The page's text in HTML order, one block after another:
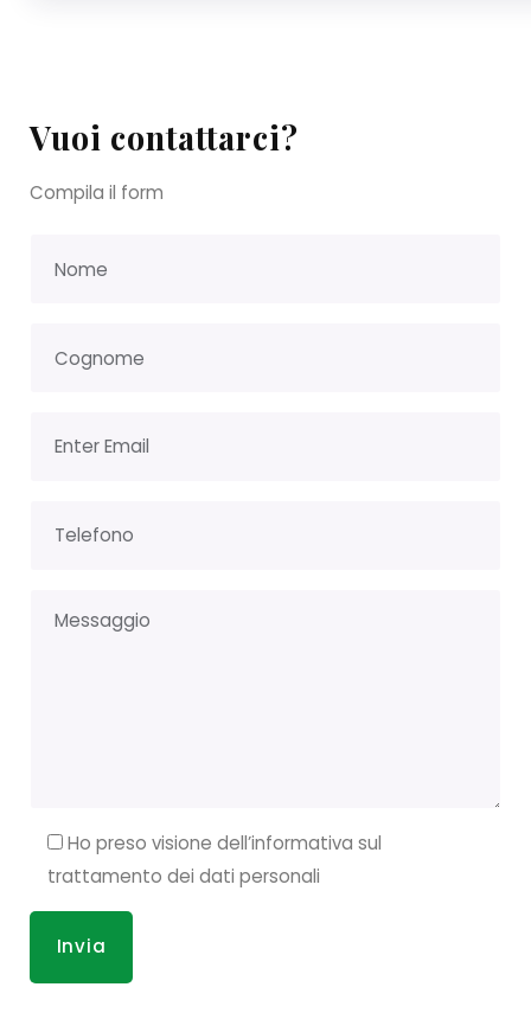
Vuoi contattarci?
Compila il form
Ho preso visione dell’informativa sul
trattamento dei dati personali